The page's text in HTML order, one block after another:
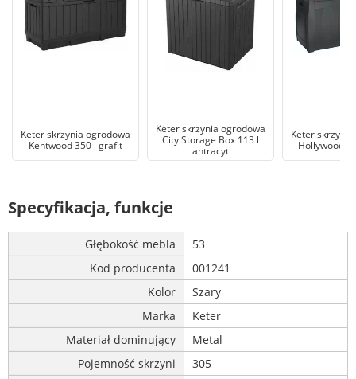
Keter skrzynia ogrodowa
Kentwood 350 l grafit
Keter skrzynia ogrodowa
City Storage Box 113 l
antracyt
Keter
Hollywood
Specyfikacja, funkcje
Głębokość mebla
53
Kod producenta
001241
Kolor
Szary
Marka
Keter
Materiał dominujący
Metal
Pojemność skrzyni
305